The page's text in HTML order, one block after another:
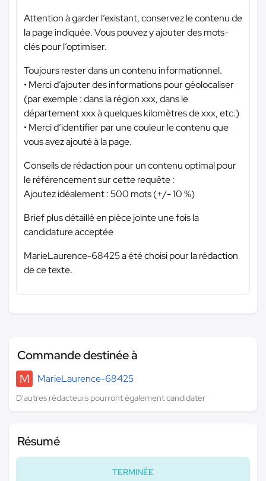
Attention à garder l’existant, conservez le contenu de
la page indiquée. Vous pouvez y ajouter des mots-
clés pour l’optimiser.
Toujours rester dans un contenu informationnel.
• Merci d’ajouter des informations pour géolocaliser
(par exemple : dans la région xxx, dans le
département xxx à quelques kilomètres de xxx, etc.)
• Merci d’identifier par une couleur le contenu que
vous avez ajouté à la page.
Conseils de rédaction pour un contenu optimal pour
le référencement sur cette requête :
Ajoutez idéalement : 500 mots (+/- 10 %)
Brief plus détaillé en pièce jointe une fois la
candidature acceptée
MarieLaurence-68425 a été choisi pour la rédaction
de ce texte.
Commande destinée à
M
MarieLaurence-68425
D'autres rédacteurs pourront également candidater
Résumé
TERMINÉE